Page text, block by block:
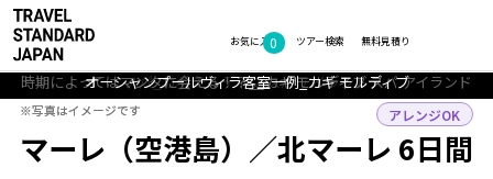
お気に入り
0 無料見積り
ツアー検索
TOP ビーチリゾート モルディブ マーレ（空港島）・北マーレ ツアー
マーレ（空港島）／北マーレ 6日間
アレンジOK
スパ_カギ モルディブ スパ アイランド
時期によってはマンタに会える！？__カギ モルディブ スパ アイランド
オーシャンプールヴィラ客室一例_カギ モルディブ
オーシャンプールヴィラ客室一例_カギ モルディブ
オーシャンプールヴィラ客室一例_カギ モルディブ
スパ_カギ モルディブ スパ アイランド
時期によってはマンタに会える！？__カギ モルディブ スパ アイランド
オーシャンプールヴィラ客室一例_カギ モルディブ
フォトギャラリー
※写真はイメージです
※写真はイメージです